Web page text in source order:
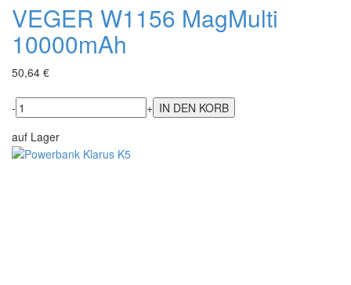
VEGER W1156 MagMulti
10000mAh
50,64 €
-
+
auf Lager